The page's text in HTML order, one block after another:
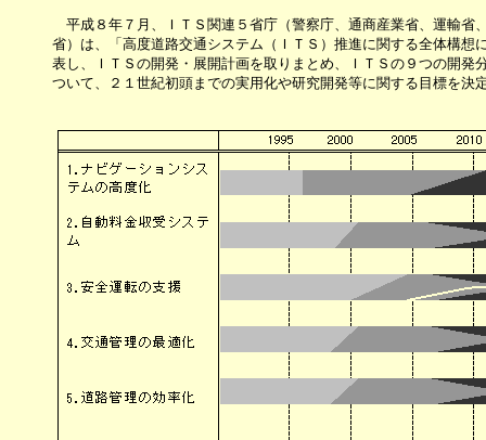
平成８年７月、ＩＴＳ関連５省庁（警察庁、通商産業省、運輸省
省）は、「高度道路交通システム（ＩＴＳ）推進に関する全体構想
表し、ＩＴＳの開発・展開計画を取りまとめ、ＩＴＳの９つの開発
ついて、２１世紀初頭までの実用化や研究開発等に関する目標を決